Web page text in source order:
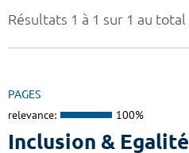
Résultats 1 à 1 sur 1 au total
PAGES
relevance: 100%
Inclusion & Egalité